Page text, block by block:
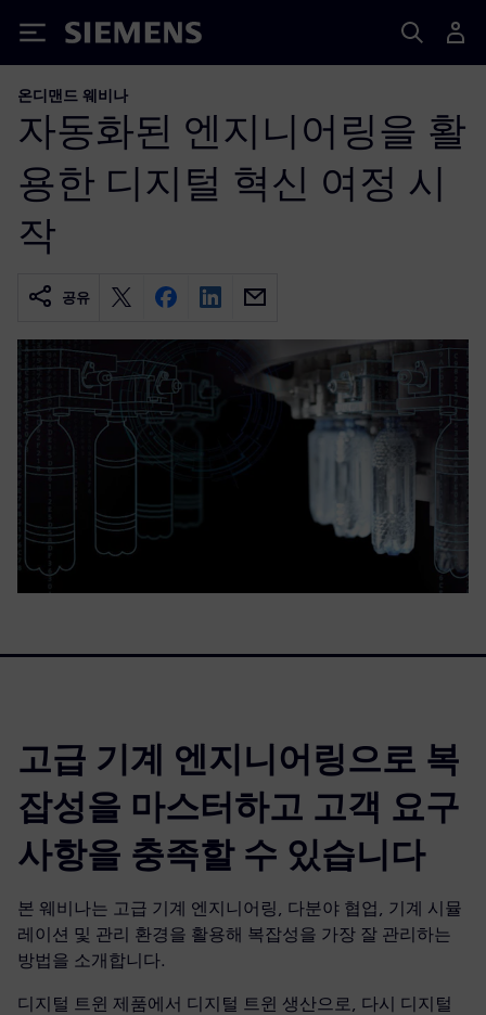
Siemens
온디맨드 웨비나
자동화된 엔지니어링을 활
용한 디지털 혁신 여정 시
작
공유
고급 기계 엔지니어링으로 복
잡성을 마스터하고 고객 요구
사항을 충족할 수 있습니다
본 웨비나는 고급 기계 엔지니어링, 다분야 협업, 기계 시뮬
레이션 및 관리 환경을 활용해 복잡성을 가장 잘 관리하는
방법을 소개합니다.
디지털 트윈 제품에서 디지털 트윈 생산으로, 다시 디지털